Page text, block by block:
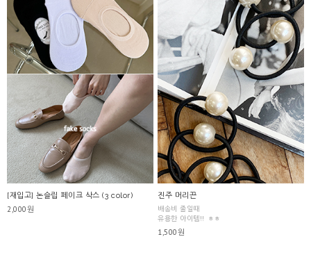
[재입고] 논슬립 페이크 삭스 (3 color)
2,000원
진주 머리끈
배송비 줄일때
유용한 아이템!! ㅎㅎ
1,500원